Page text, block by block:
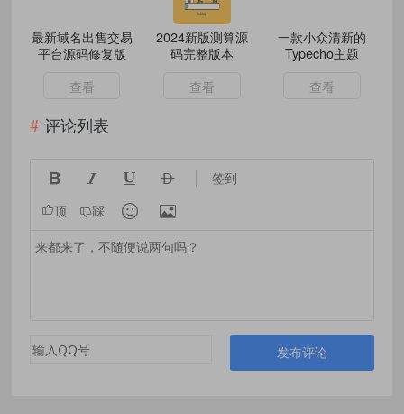
最新域名出售交易
平台源码修复版
查看
2024新版测算源
码完整版本
查看
一款小众清新的
Typecho主题
查看
评论列表
    签到
顶 踩  
发布评论